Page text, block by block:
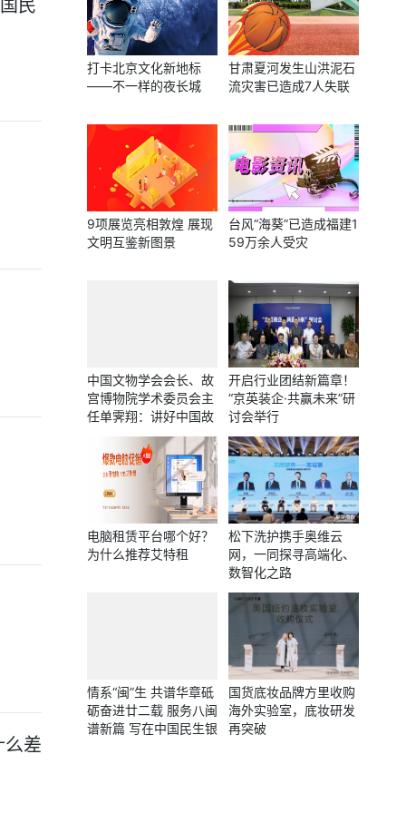
民
么差
打卡北京文化新地标
——不一样的夜长城
甘肃夏河发生山洪泥石
流灾害已造成7人失联
9项展览亮相敦煌 展现
文明互鉴新图景
台风“海葵”已造成福建1
59万余人受灾
中国文物学会会长、故
宫博物院学术委员会主
任单霁翔：讲好中国故
事 做好文化交流使者
开启行业团结新篇章！
“京英装企·共赢未来”研
讨会举行
电脑租赁平台哪个好？
为什么推荐艾特租
松下洗护携手奥维云
网，一同探寻高端化、
数智化之路
情系“闽”生 共谱华章砥
砺奋进廿二载 服务八闽
谱新篇 写在中国民生银
国货底妆品牌方里收购
海外实验室，底妆研发
再突破